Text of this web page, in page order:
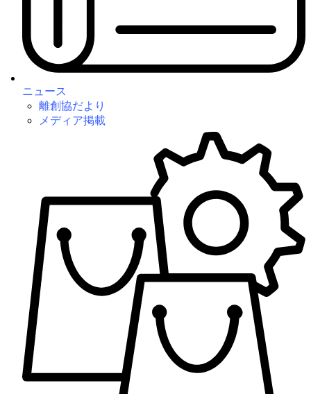
ニュース
離創協だより
メディア掲載